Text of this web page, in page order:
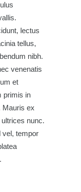
lectus
tellus,
nibh.
venenatis
et
primis in
Mauris ex
nunc.
vel, tempor